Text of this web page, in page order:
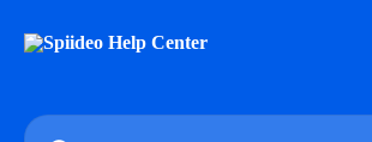
Przeszukaj artykuły...